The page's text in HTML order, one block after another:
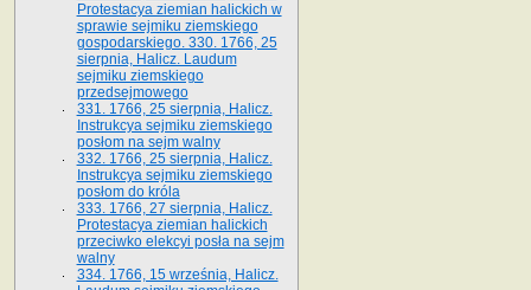
Protestacya ziemian halickich w
sprawie sejmiku ziemskiego
gospodarskiego. 330. 1766, 25
sierpnia, Halicz. Laudum
sejmiku ziemskiego
przedsejmowego
331. 1766, 25 sierpnia, Halicz.
Instrukcya sejmiku ziemskiego
posłom na sejm walny
332. 1766, 25 sierpnia, Halicz.
Instrukcya sejmiku ziemskiego
posłom do króla
333. 1766, 27 sierpnia, Halicz.
Protestacya ziemian halickich
przeciwko elekcyi posła na sejm
walny
334. 1766, 15 września, Halicz.